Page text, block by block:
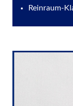
Reinraum-